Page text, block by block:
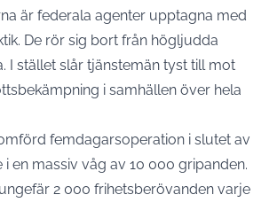
är federala agenter upptagna med
De rör sig bort från högljudda
I stället slår tjänstemän tyst till mot
i samhällen över hela
femdagarsoperation i slutet av
i en massiv våg av 10 000 gripanden.
2 000 frihetsberövanden varje